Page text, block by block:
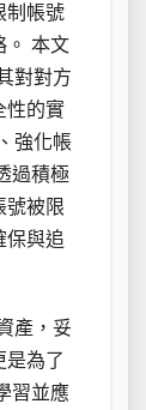
制帳號
。 本文
對對方
性的實
強化帳
過積極
號被限
保與追
產，妥
是為了
習並應